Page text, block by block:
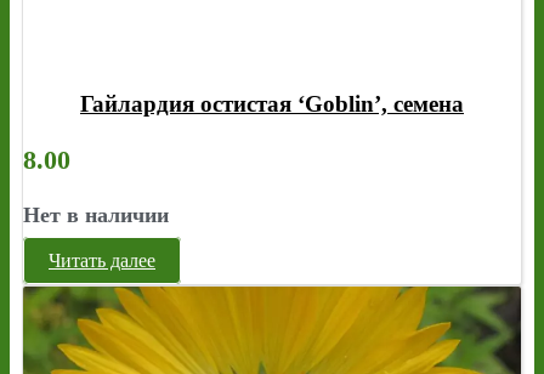
Гайлардия остистая ‘Goblin’, семена
8.00
Нет в наличии
Читать далее